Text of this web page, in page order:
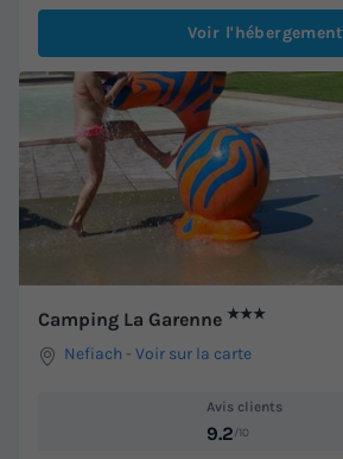
Voir l'hébergement
Camping La Garenne ★★★
Nefiach -Voir sur la carte
Avis clients
9.2/10